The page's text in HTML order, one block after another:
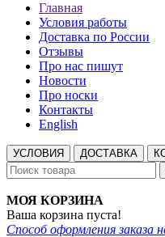
Главная
Условия работы
Доставка по России
Отзывы
Про нас пишут
Новости
Про носки
Контакты
English
УСЛОВИЯ ДОСТАВКА
МОЯ КОРЗИНА
Ваша корзина пуста!
Способ оформления заказа